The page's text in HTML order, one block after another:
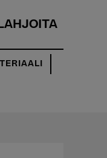
LAHJOITA